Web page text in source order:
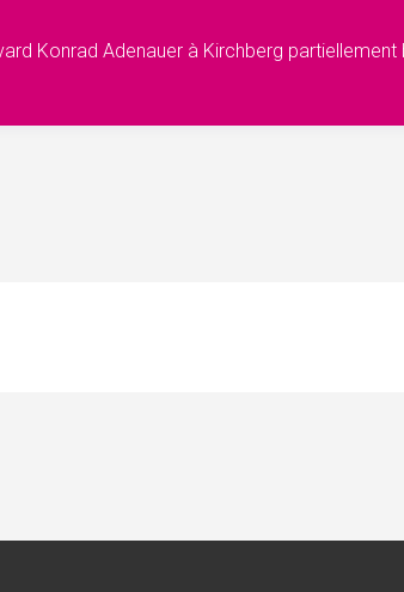
Konrad Adenauer à Kirchberg partiellement